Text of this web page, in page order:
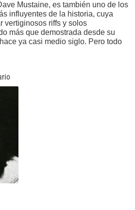
Mustaine, es también uno de los
influyentes de la historia, cuya
vertiginosos riffs y solos
más que demostrada desde su
ya casi medio siglo. Pero todo